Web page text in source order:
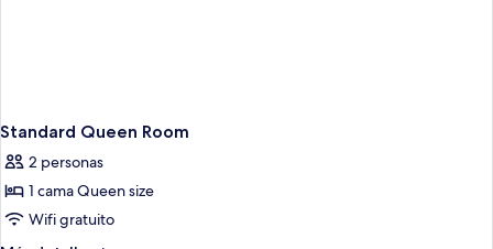
Standard Queen Room
2 personas
1 cama Queen size
Wifi gratuito